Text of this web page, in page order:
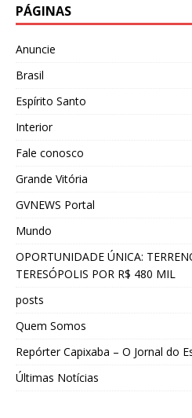
PÁGINAS
Anuncie
Brasil
Espírito Santo
Interior
Fale conosco
Grande Vitória
GVNEWS Portal
Mundo
OPORTUNIDADE ÚNICA:
TERESÓPOLIS POR R$ 480 MIL
posts
Quem Somos
Repórter Capixaba – O Jornal do
Últimas Notícias